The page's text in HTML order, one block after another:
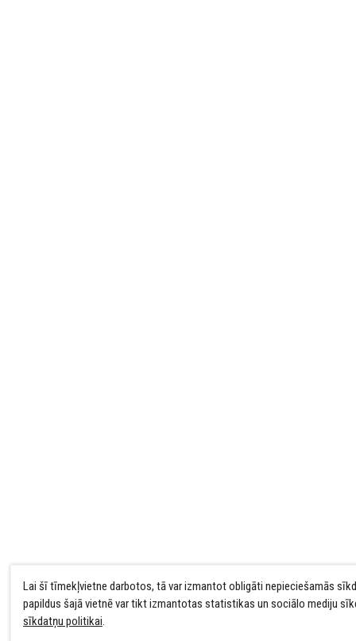
Lai šī tīmekļvietne darbotos, tā var izmantot obligāti nepieciešamās
papildus šajā vietnē var tikt izmantotas statistikas un sociālo mediju
sīkdatņu politikai